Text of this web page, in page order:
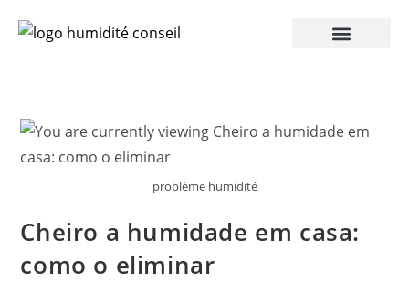
problème humidité
Cheiro a humidade em casa:
como o eliminar